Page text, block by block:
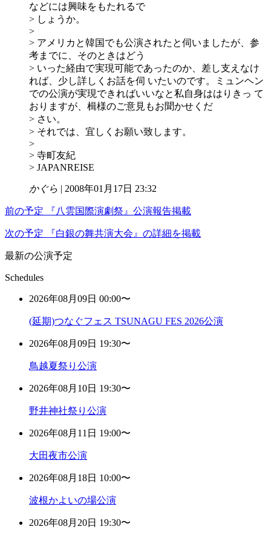
などには興味をもたれるで
> しょうか。
>
> アメリカと韓国でも公演されたと伺いましたが、参
考までに、そのときはどう
> いった経由で実現可能であったのか、差し支えなけ
れば、少し詳しくお話を伺 いたいのです。ミュンヘン
での公演が実現できればいいなと私自身ははりきっ て
おりますが、楫様のご意見もお聞かせくだ
> さい。
> それでは、宜しくお願い致します。
>
> 寺町友紀
> JAPANREISE
かぐら | 2008年01月17日 23:32
前の予定 『八雲国際演劇祭』公演報告掲載
次の予定 『白銀の舞共演大会』の詳細を掲載
最新の公演予定
Schedules
2026年08月09日 00:00〜
(延期)つなぐフェス TSUNAGU FES 2026公演
2026年08月09日 19:30〜
鳥越夏祭り公演
2026年08月10日 19:30〜
野井神社祭り公演
2026年08月11日 19:00〜
大田夜市公演
2026年08月18日 10:00〜
波根かよいの場公演
2026年08月20日 19:30〜